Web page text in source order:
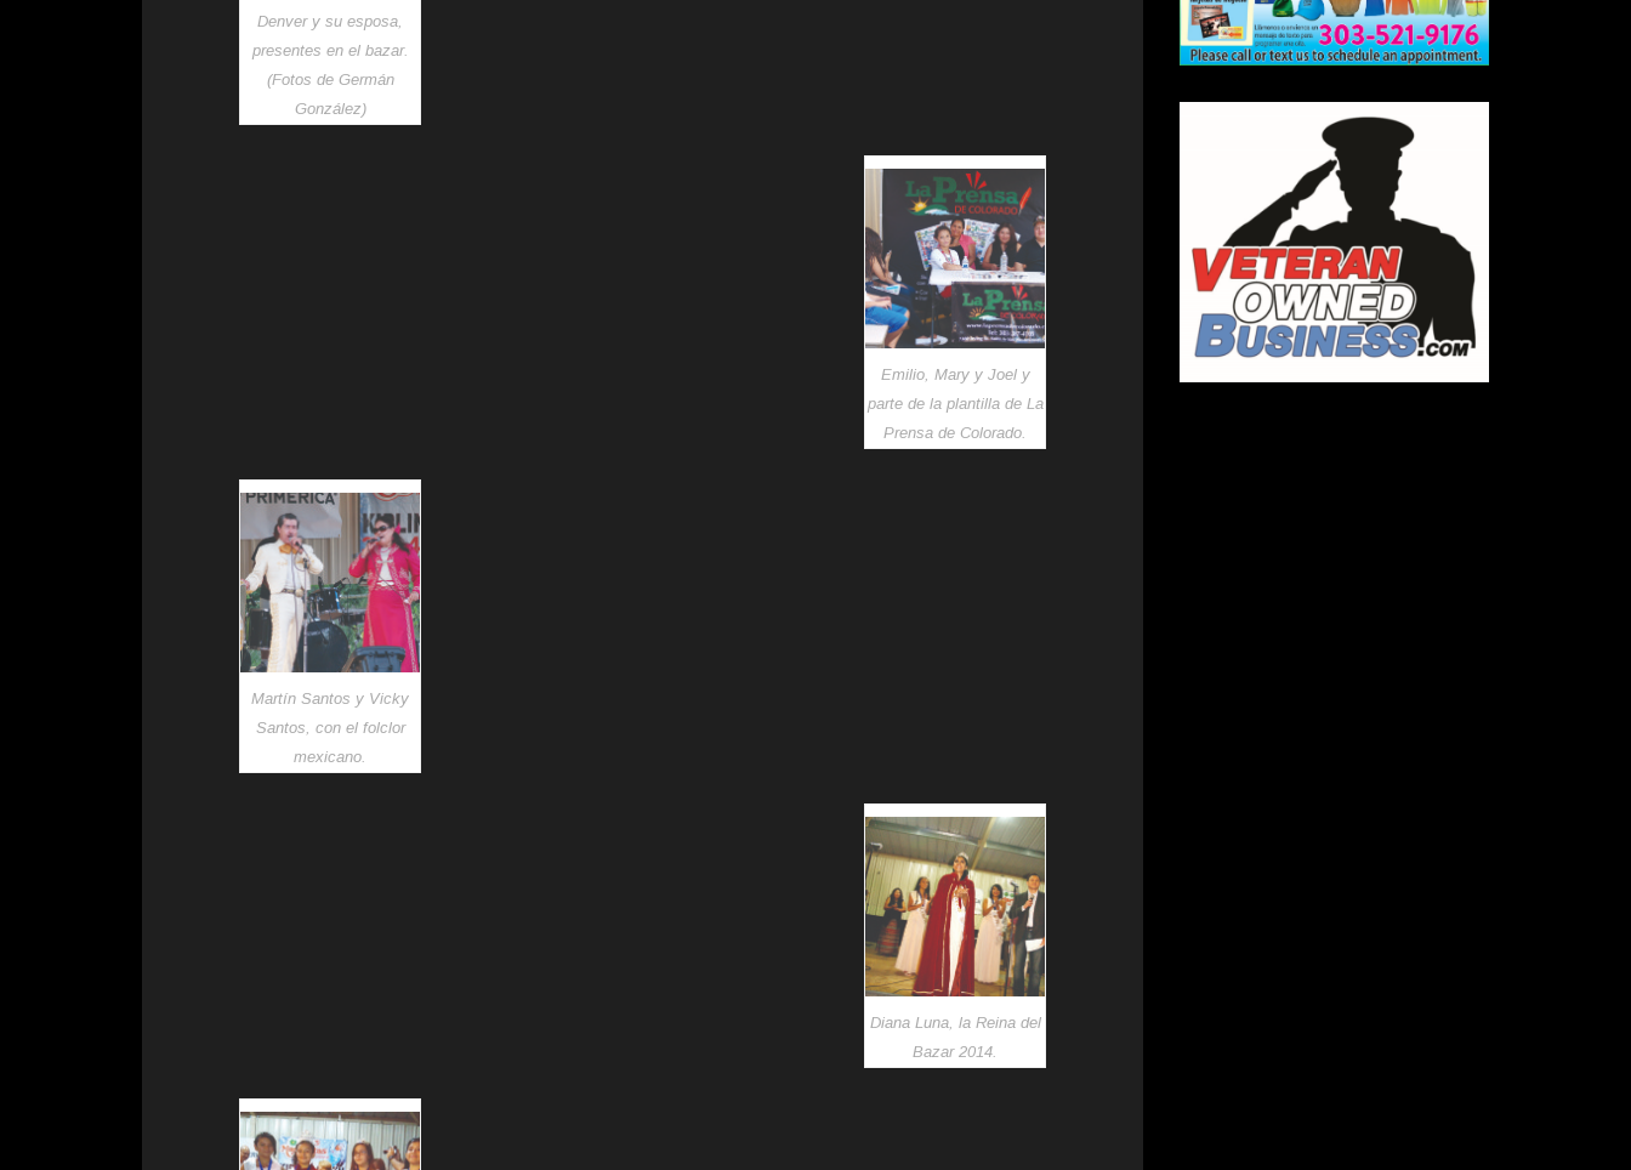
Denver y su esposa,
presentes en el bazar.
(Fotos de Germán
González)
Emilio, Mary y Joel y
parte de la plantilla de La
Prensa de Colorado.
Martín Santos y Vicky
Santos, con el folclor
mexicano.
Diana Luna, la Reina del
Bazar 2014.